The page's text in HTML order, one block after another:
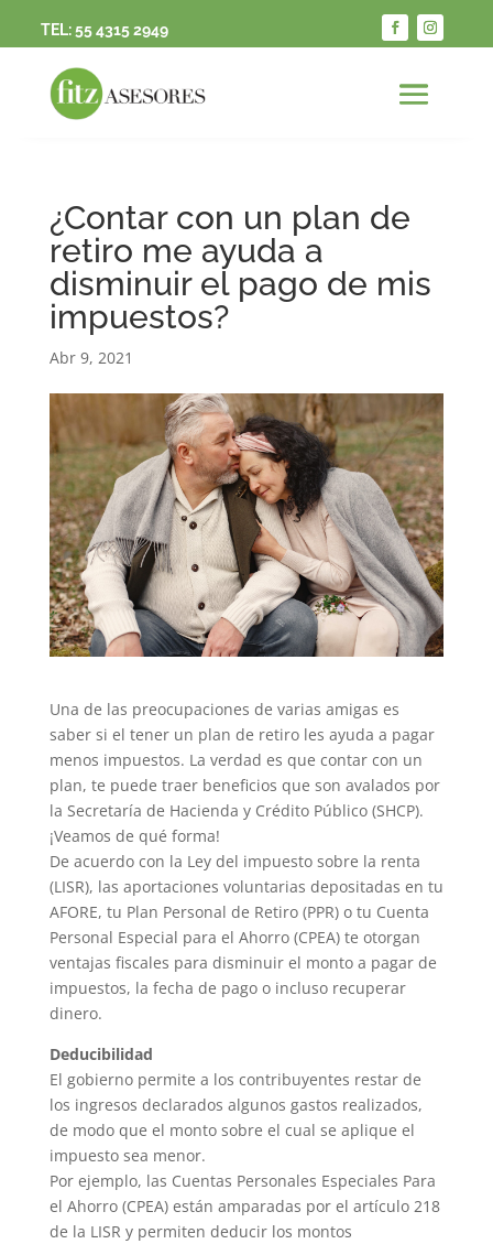
TEL:55 4315 2949
¿Contar con un plan de
retiro me ayuda a
disminuir el pago de mis
impuestos?
Abr 9, 2021
Una de las preocupaciones de varias amigas es
saber si el tener un plan de retiro les ayuda a pagar
menos impuestos. La verdad es que contar con un
plan, te puede traer beneficios que son avalados por
la Secretaría de Hacienda y Crédito Público (SHCP).
¡Veamos de qué forma!
De acuerdo con la Ley del impuesto sobre la renta
(LISR), las aportaciones voluntarias depositadas en tu
AFORE, tu Plan Personal de Retiro (PPR) o tu Cuenta
Personal Especial para el Ahorro (CPEA) te otorgan
ventajas fiscales para disminuir el monto a pagar de
impuestos, la fecha de pago o incluso recuperar
dinero.
Deducibilidad
El gobierno permite a los contribuyentes restar de
los ingresos declarados algunos gastos realizados,
de modo que el monto sobre el cual se aplique el
impuesto sea menor.
Por ejemplo, las Cuentas Personales Especiales Para
el Ahorro (CPEA) están amparadas por el artículo 218
de la LISR y permiten deducir los montos